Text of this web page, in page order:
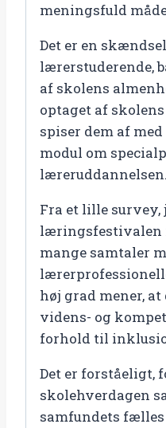
meningsfuld
Det er en
lærerstuderende,
af skolens
optaget af
spiser dem af
modul om
læreruddannelsen.
Fra et lille survey,
læringsfestivalen
mange samtaler
høj grad mener,
videns- og
forhold til
Det er forståeligt,
skolehverdagen
samfundets